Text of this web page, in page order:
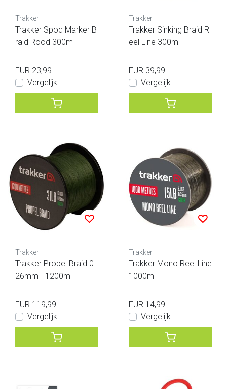
Trakker
Trakker Spod Marker B
raid Rood 300m
EUR 23,99
Vergelijk
Trakker
Trakker Sinking Braid R
eel Line 300m
EUR 39,99
Vergelijk
Trakker
Trakker Propel Braid 0.
26mm - 1200m
EUR 119,99
Vergelijk
Trakker
Trakker Mono Reel Line
1000m
EUR 14,99
Vergelijk